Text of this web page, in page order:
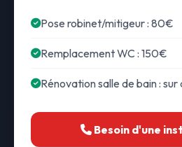
Pose robinet/mitigeur : 80€
Remplacement WC : 150€
Rénovation salle de bain : sur
Besoin d'une